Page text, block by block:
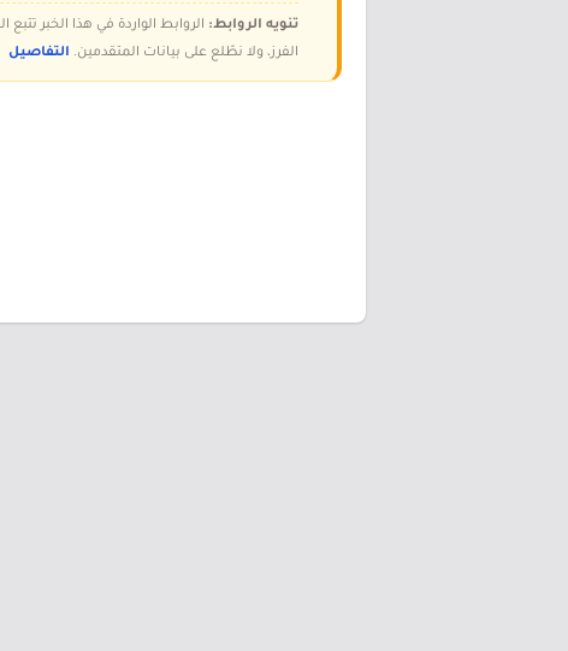
تنويه الروابط: الروابط الواردة في هذا الخبر
الفرز، ولا نطّلع على بيانات المتقدمين. التفاصيل